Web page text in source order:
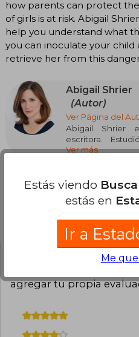
how parents can protect
of girls is at risk. Abigail
help you understand what
you can inoculate your child
retrieve her from this
Abigail Shrier
(Autor)
Ver Página del
Abigail Shrier
escritora.
Columbia,
por Deusto.
conversión de
los más
Estados Unidos.
reconocida por
temas
Ver más
Opiniones del
agregar tu propia
Estás viendo
estás en
Ir a
Me